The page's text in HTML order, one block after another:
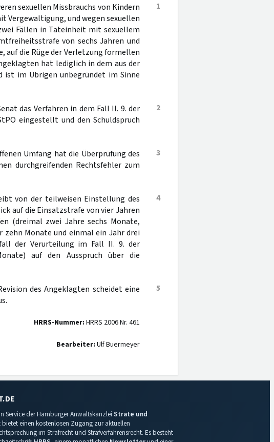
1
sexuellen Missbrauchs von Kindern
Vergewaltigung, und wegen sexuellen
Fällen in Tateinheit mit sexuellem
von sechs Jahren und
auf die Rüge der Verletzung formellen
hat lediglich in dem aus der
ist im Übrigen unbegründet im Sinne
2
das Verfahren in dem Fall II. 9. der
eingestellt und den Schuldspruch
3
Umfang hat die Überprüfung des
durchgreifenden Rechtsfehler zum
4
von der teilweisen Einstellung des
auf die Einsatzstrafe von vier Jahren
(dreimal zwei Jahre sechs Monate,
Monate und einmal ein Jahr drei
der Verurteilung im Fall II. 9. der
auf den Ausspruch über die
5
des Angeklagten scheidet eine
HRRS-Nummer: HRRS 2006 Nr. 461
Bearbeiter: Ulf Buermeyer
Service der Hamburger Anwaltskanzlei Strate und
bietet einen kostenlosen Zugang zur aktuellen
im Strafrecht und Strafverfahrensrecht. Es besteht